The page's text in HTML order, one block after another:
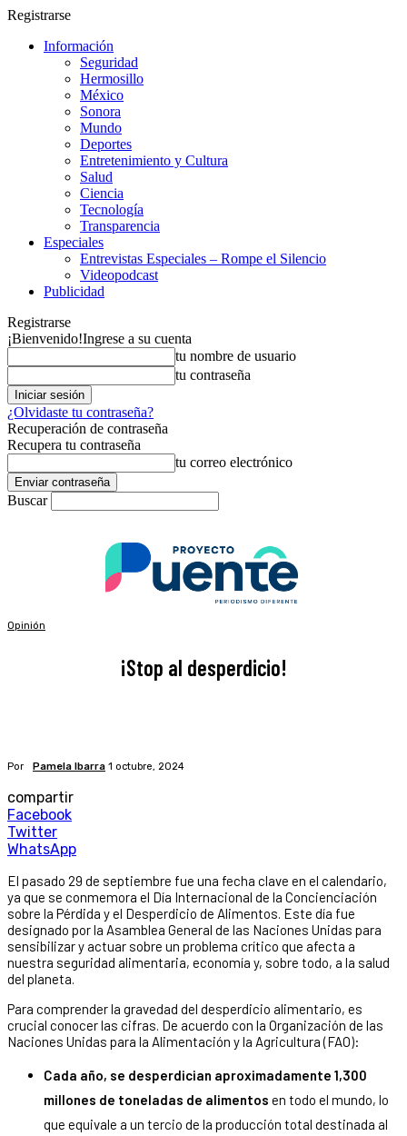
Registrarse
Información
Seguridad
Hermosillo
México
Sonora
Mundo
Deportes
Entretenimiento y Cultura
Salud
Ciencia
Tecnología
Transparencia
Especiales
Entrevistas Especiales – Rompe el Silencio
Videopodcast
Publicidad
Registrarse
¡Bienvenido!Ingrese a su cuenta
tu nombre de usuario
tu contraseña
¿Olvidaste tu contraseña?
Recuperación de contraseña
Recupera tu contraseña
tu correo electrónico
Buscar
Opinión
¡Stop al desperdicio!
Por Pamela Ibarra 1 octubre, 2024
compartir
Facebook
Twitter
WhatsApp
El pasado 29 de septiembre fue una fecha clave en el calendario,
ya que se conmemora el Día Internacional de la Concienciación
sobre la Pérdida y el Desperdicio de Alimentos. Este día fue
designado por la Asamblea General de las Naciones Unidas para
sensibilizar y actuar sobre un problema crítico que afecta a
nuestra seguridad alimentaria, economía y, sobre todo, a la salud
del planeta.
Para comprender la gravedad del desperdicio alimentario, es
crucial conocer las cifras. De acuerdo con la Organización de las
Naciones Unidas para la Alimentación y la Agricultura (FAO):
Cada año, se desperdician aproximadamente 1,300
millones de toneladas de alimentos en todo el mundo, lo
que equivale a un tercio de la producción total destinada al